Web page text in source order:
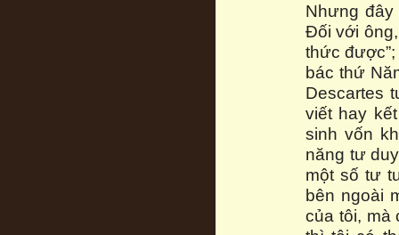
Nhưng
Đối với
thức được”;
bác thứ
Descartes
viết hay
sinh vốn
năng tư
một số tư
bên ngoài
của tôi, mà